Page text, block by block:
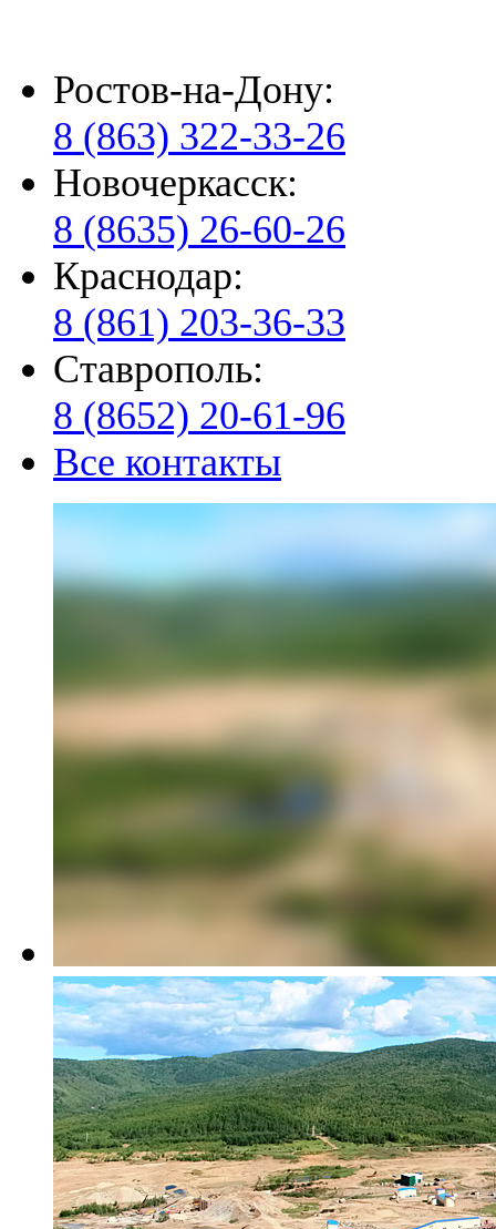
Ростов-на-Дону:
8 (863) 322-33-26
Новочеркасск:
8 (8635) 26-60-26
Краснодар:
8 (861) 203-36-33
Ставрополь:
8 (8652) 20-61-96
Все контакты